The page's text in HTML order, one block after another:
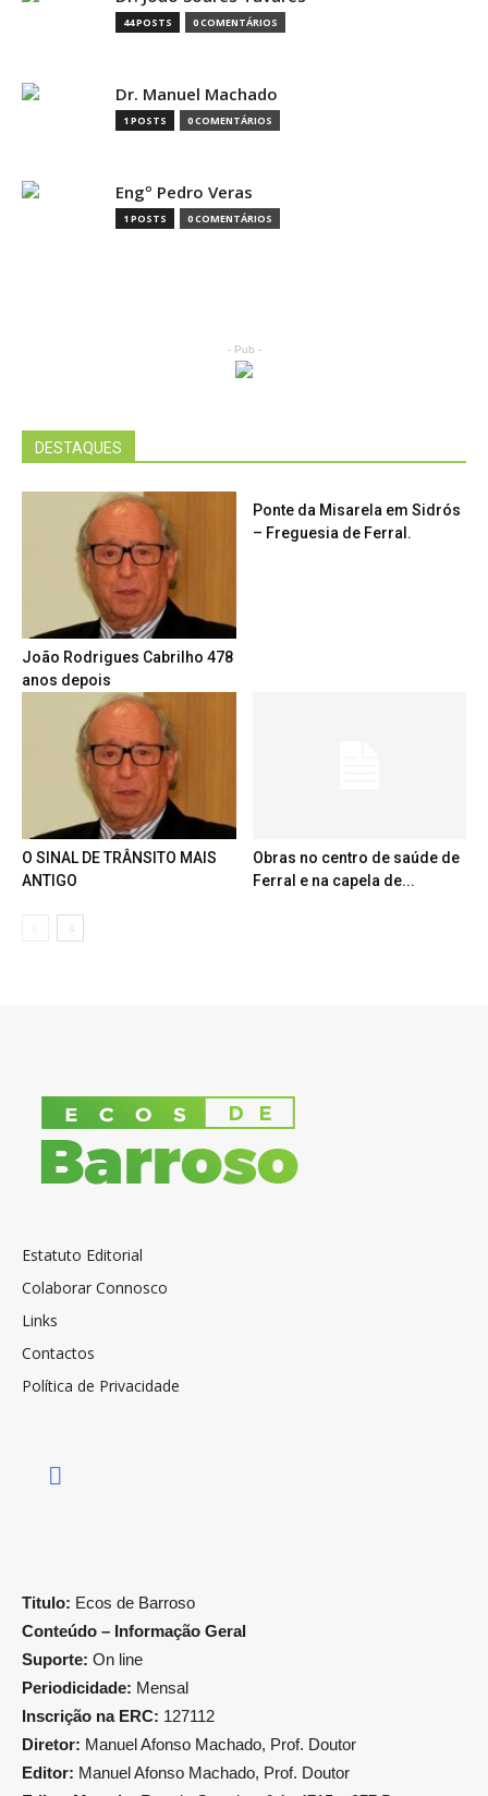
44 POSTS 0 COMENTÁRIOS
Dr. Manuel Machado
1 POSTS 0 COMENTÁRIOS
Engº Pedro Veras
1 POSTS 0 COMENTÁRIOS
- Pub -
DESTAQUES
João Rodrigues Cabrilho 478
anos depois
Ponte da Misarela em Sidrós
– Freguesia de Ferral.
O SINAL DE TRÂNSITO MAIS
ANTIGO
Obras no centro de saúde de
Ferral e na capela de...
Estatuto Editorial
Colaborar Connosco
Links
Contactos
Política de Privacidade
Titulo: Ecos de Barroso
Conteúdo – Informação Geral
Suporte: On line
Periodicidade: Mensal
Inscrição na ERC: 127112
Diretor: Manuel Afonso Machado, Prof. Doutor
Editor: Manuel Afonso Machado, Prof. Doutor